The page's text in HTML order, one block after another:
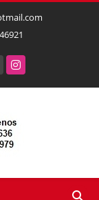
Instagram